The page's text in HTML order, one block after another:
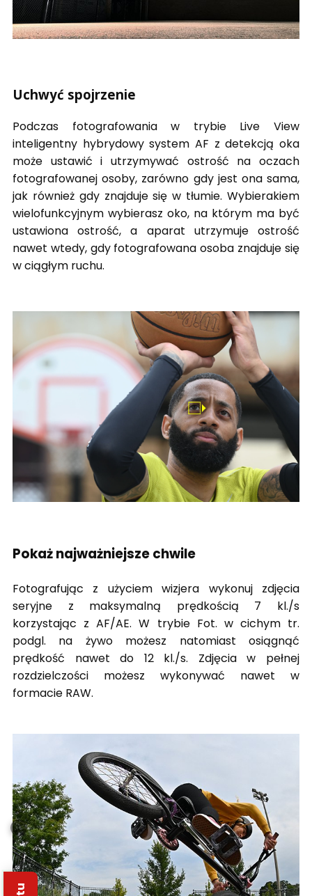
Uchwyć spojrzenie
Podczas fotografowania w trybie Live View
inteligentny hybrydowy system AF z detekcją oka
może ustawić i utrzymywać ostrość na oczach
fotografowanej osoby, zarówno gdy jest ona sama,
jak również gdy znajduje się w tłumie. Wybierakiem
wielofunkcyjnym wybierasz oko, na którym ma być
ustawiona ostrość, a aparat utrzymuje ostrość
nawet wtedy, gdy fotografowana osoba znajduje się
w ciągłym ruchu.
Pokaż najważniejsze chwile
Fotografując z użyciem wizjera wykonuj zdjęcia
seryjne z maksymalną prędkością 7 kl./s
korzystając z AF/AE. W trybie Fot. w cichym tr.
podgl. na żywo możesz natomiast osiągnąć
prędkość nawet do 12 kl./s. Zdjęcia w pełnej
rozdzielczości możesz wykonywać nawet w
formacie RAW.